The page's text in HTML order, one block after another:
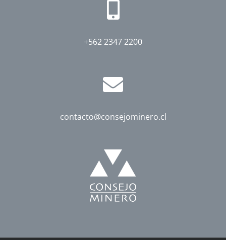
+562 2347 2200
contacto@consejominero.cl